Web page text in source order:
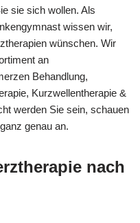
sie sich wollen. Als
wissen wir,
wünschen. Wir
an
Behandlung,
Kurzwellentherapie &
werden Sie sein, schauen
genau an.
nach